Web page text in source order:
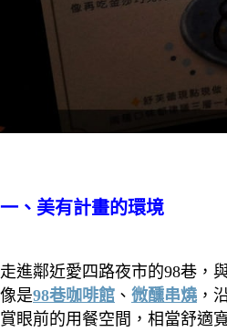
一、美有計畫的環境
走進鄰近愛四路夜市的98巷，
像是98巷咖啡館 、 微醺串燒 ，
賞眼前的用餐空間，相當舒適